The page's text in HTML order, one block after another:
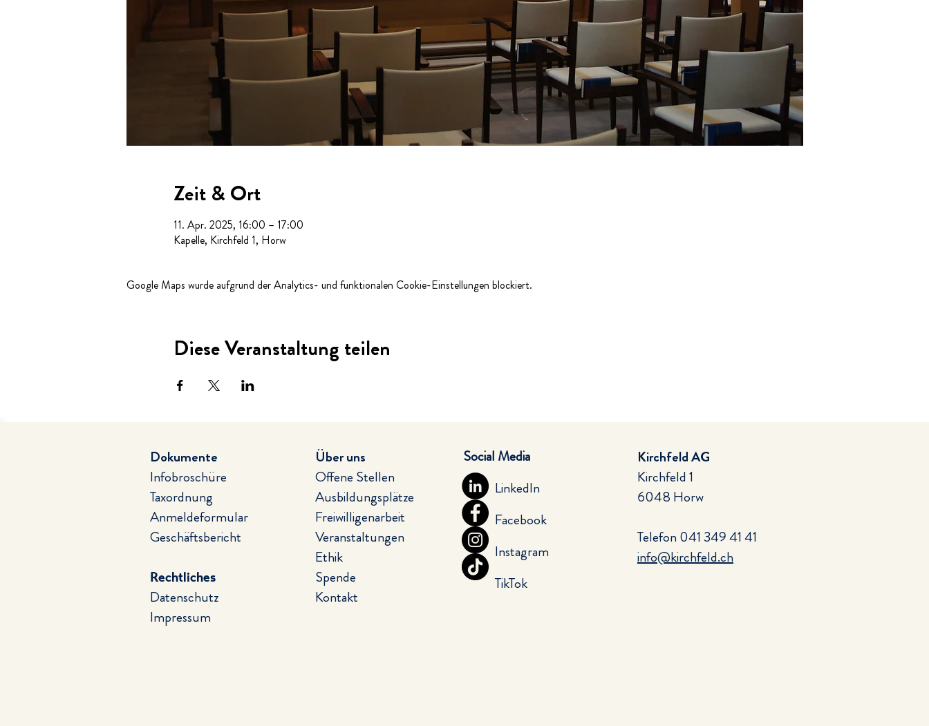
Zeit & Ort
11. Apr. 2025, 16:00 – 17:00
Kapelle, Kirchfeld 1, Horw
Google Maps wurde aufgrund der Analytics- und funktionalen Cookie-Einstellungen blockiert.
Diese Veranstaltung teilen
Dokumente
Infobroschüre
Taxordnung
Anmeldeformular
Geschäftsbericht
Rechtliches
Datenschutz
Impressum
Über uns
Offene Stellen
Ausbildungsplätze
Freiwilligenarbeit
Veranstaltungen
Ethik
Spende
Kontakt
LinkedIn
Facebook
Instagram
TikTok
Social Media
Kirchfeld AG
Kirchfeld 1
6048 Horw
Telefon041 349 41 41
info@kirchfeld.ch